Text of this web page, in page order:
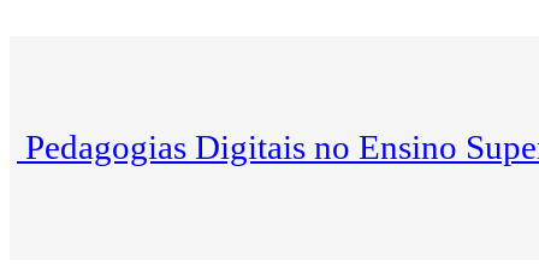
Pedagogias Digitais no Ensino